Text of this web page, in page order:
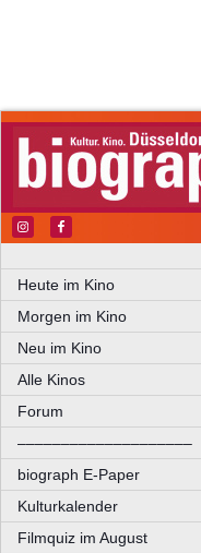
Heute im Kino
Morgen im Kino
Neu im Kino
Alle Kinos
Forum
––––––––––––––––––––
biograph E-Paper
Kulturkalender
Filmquiz im August